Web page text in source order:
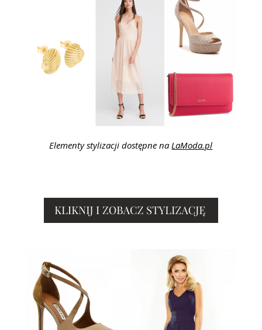
Elementy stylizacji dostępne naLaModa.pl